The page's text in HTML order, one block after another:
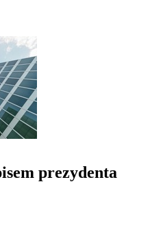
prezydenta